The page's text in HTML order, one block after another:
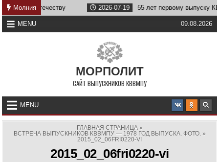
Skip
to
content
Молния
Отечеству 2026-07-19 55 лет первому выпуску КВВМПУ
MENU 09.08.2026
МОРПОЛИТ
САЙТ ВЫПУСКНИКОВ КВВМПУ
MENU
ГЛАВНАЯ СТРАНИЦА»
ВСТРЕЧА ВЫПУСКНИКОВ КВВМПУ — 1978 ГОД ВЫПУСКА. ФОТО.»
2015_02_06FRI0220-VI
2015_02_06fri0220-vi